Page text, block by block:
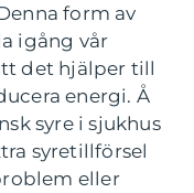
form av
igång vår
det hjälper till
energi. Å
syre i sjukhus
syretillförsel
eller